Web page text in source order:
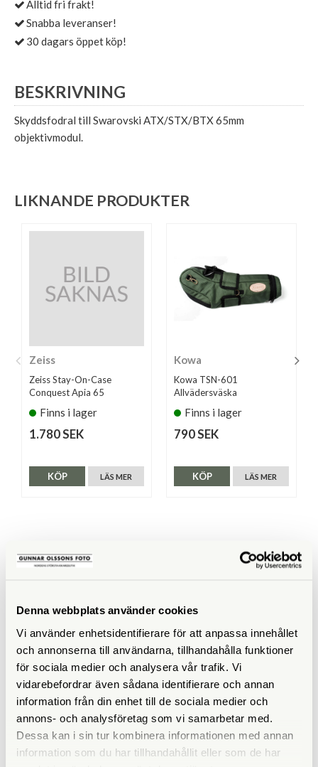
Denna webbplats använder cookies
Vi använder enhetsidentifierare för att anpassa innehållet
och annonserna till användarna, tillhandahålla funktioner
för sociala medier och analysera vår trafik. Vi
vidarebefordrar även sådana identifierare och annan
information från din enhet till de sociala medier och
annons- och analysföretag som vi samarbetar med.
Dessa kan i sin tur kombinera informationen med annan
information som du har tillhandahållit eller som de har
Alltid fri frakt!
Snabba leveranser!
30 dagars öppet köp!
BESKRIVNING
Skyddsfodral till Swarovski ATX/STX/BTX 65mm
objektivmodul.
LIKNANDE PRODUKTER
Zeiss
Zeiss Stay-On-Case
Conquest Apia 65
Finns i lager
1.780 SEK
LÄS MER
KÖP
Kowa
Kowa TSN-601
Allvädersväska
Finns i lager
790 SEK
LÄS MER
KÖP
ANDRA KÖPTE ÄVEN
Polaroid Green Clean